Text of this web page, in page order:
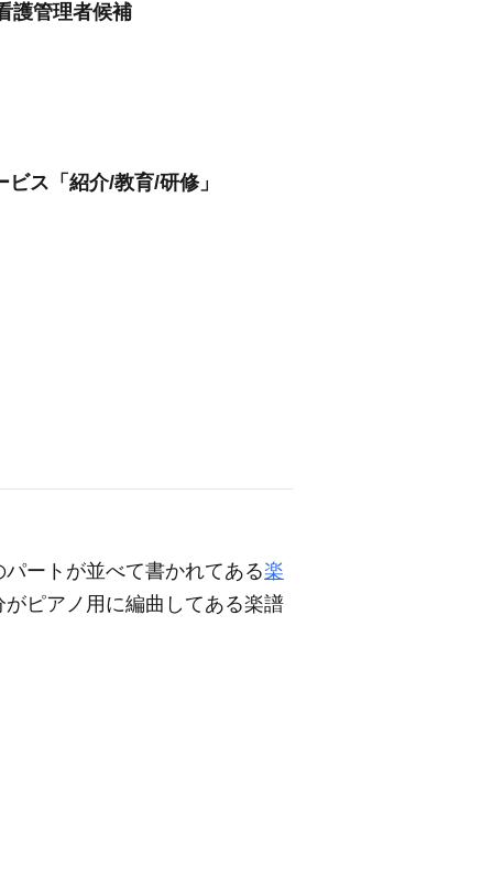
護管理者候補
ス「紹介/教育/研修」
ートが並べて書かれてある楽
ピアノ用に編曲してある楽譜